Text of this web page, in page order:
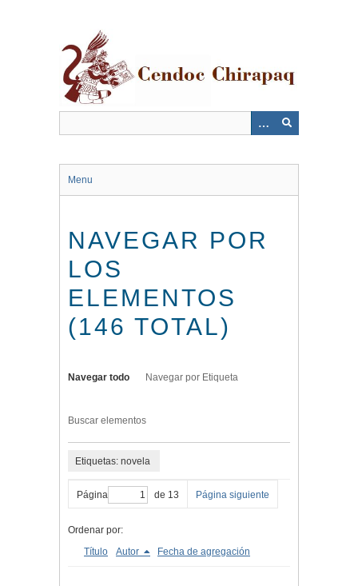
Menu
NAVEGAR POR
LOS
ELEMENTOS
(146 TOTAL)
Navegar todo Navegar por Etiqueta
Buscar elementos
Etiquetas: novela
Página de 13 Página siguiente
Ordenar por:
Título
Autor Fecha de agregación